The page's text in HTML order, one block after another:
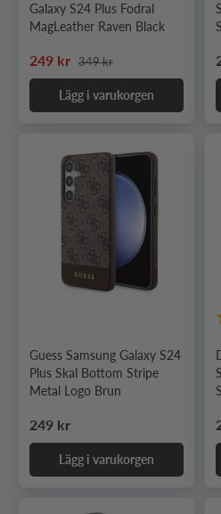
Galaxy S24 Plus Fodral
MagLeather Raven Black
Nedsatt pris
249 kr Ordinarie pris
349 kr
Lägg i varukorgen
Guess Samsung Galaxy S24
Plus Skal Bottom Stripe
Metal Logo Brun
Ordinarie pris
249 kr
Lägg i varukorgen